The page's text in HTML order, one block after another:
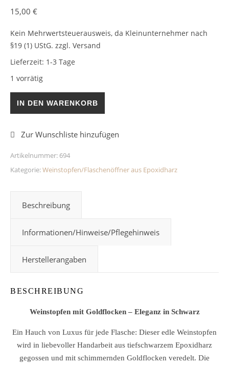
15,00 €
Kein Mehrwertsteuerausweis, da Kleinunternehmer nach
§19 (1) UStG. zzgl. Versand
Lieferzeit: 1-3 Tage
1 vorrätig
Weinstopfen Schwarz Goldflocken Epoxidharz Menge
IN DEN WARENKORB
Artikelnummer: 694
Kategorie:Weinstopfen/Flaschenöffner aus Epoxidharz
Beschreibung
Informationen/Hinweise/Pflegehinweis
Herstellerangaben
BESCHREIBUNG
Weinstopfen mit Goldflocken – Eleganz in Schwarz
Ein Hauch von Luxus für jede Flasche: Dieser edle Weinstopfen
wird in liebevoller Handarbeit aus tiefschwarzem Epoxidharz
gegossen und mit schimmernden Goldflocken veredelt. Die